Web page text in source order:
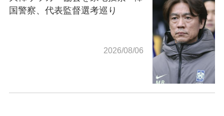
国警察、代表監督選考巡り
2026/08/06